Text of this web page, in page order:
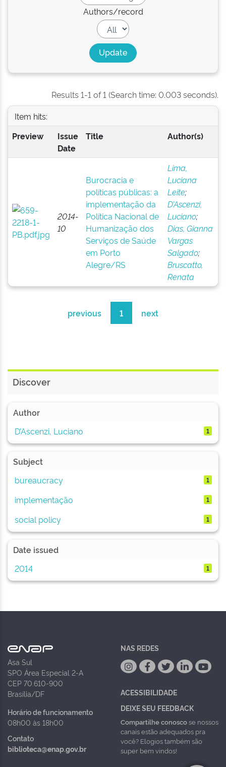
Authors/record
Results 1-1 of 1 (Search time: 0.003 seconds).
Item hits:
Preview
Issue
Date
Title Author(s)
2014-
10
Burocracia e
políticas públicas: a
implementação da
Política Nacional de
Humanização dos
Serviços de Saúde
em Porto
Alegre/RS
Lima,
Luciana
Leite;
D’Ascenzi,
Luciano;
Dias, Gianna
Vargas
Salgado;
Bruscatto,
Renata
previous 1 next
Discover
Author
D’Ascenzi, Luciano
1
Subject
bureaucracy
1
implementação 1
social policy 1
Date issued
2014
1
Asa Sul
SPO Área Especial 2-A
CEP 70.610-900
Brasília/DF
Horário de funcionamento
08h00 às 18h00
Contato
biblioteca@enap.gov.br
NAS REDES
ACESSIBILIDADE
DEIXE SEU FEEDBACK
Compartilhe conoscose nossos
canais estão adequados pra
você? Elogios também são
super bem vindos!